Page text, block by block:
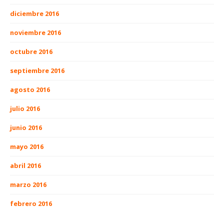
diciembre 2016
noviembre 2016
octubre 2016
septiembre 2016
agosto 2016
julio 2016
junio 2016
mayo 2016
abril 2016
marzo 2016
febrero 2016